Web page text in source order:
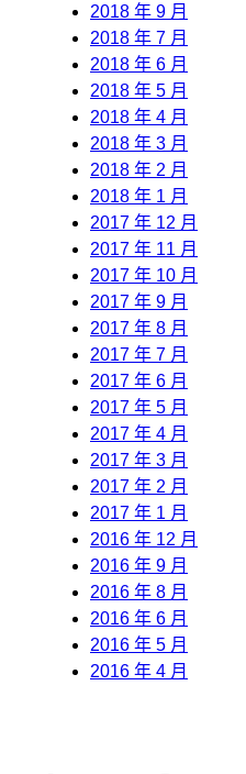
2018 年 9 月
2018 年 7 月
2018 年 6 月
2018 年 5 月
2018 年 4 月
2018 年 3 月
2018 年 2 月
2018 年 1 月
2017 年 12 月
2017 年 11 月
2017 年 10 月
2017 年 9 月
2017 年 8 月
2017 年 7 月
2017 年 6 月
2017 年 5 月
2017 年 4 月
2017 年 3 月
2017 年 2 月
2017 年 1 月
2016 年 12 月
2016 年 9 月
2016 年 8 月
2016 年 6 月
2016 年 5 月
2016 年 4 月